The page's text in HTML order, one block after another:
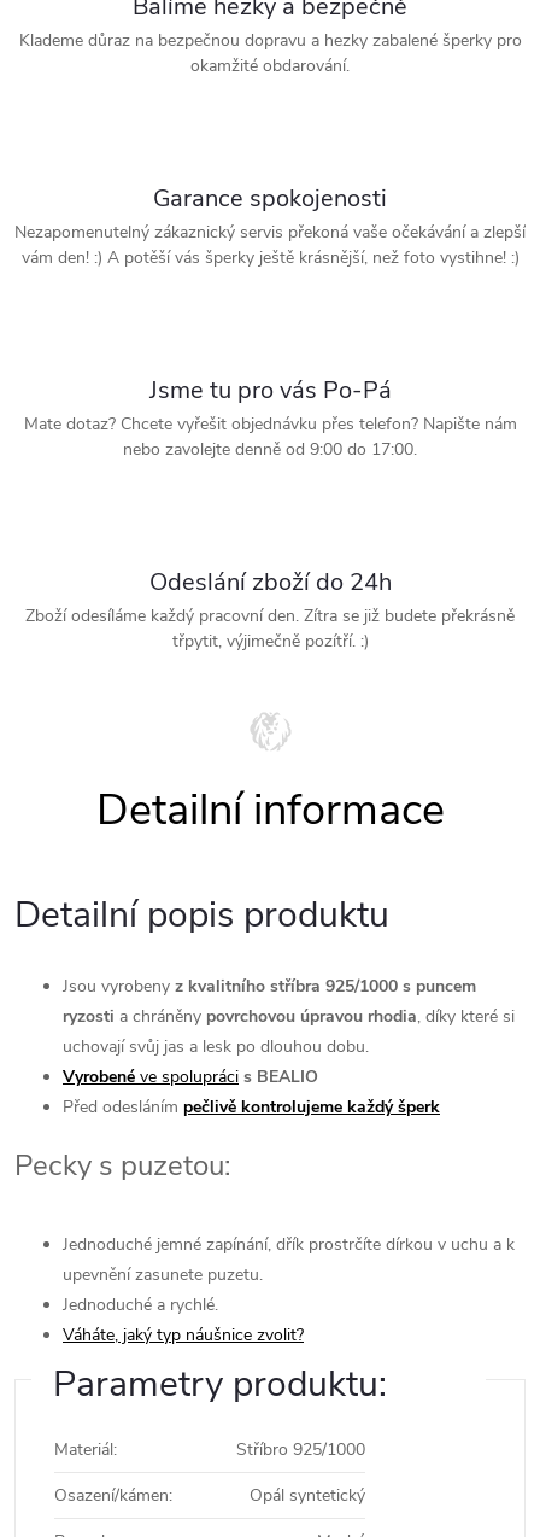
Balíme hezky a bezpečně
Klademe důraz na bezpečnou dopravu a hezky zabalené šperky pro
okamžité obdarování.
Garance spokojenosti
Nezapomenutelný zákaznický servis překoná vaše očekávání a zlepší
vám den! :) A potěší vás šperky ještě krásnější, než foto vystihne! :)
Jsme tu pro vás Po-Pá
Mate dotaz? Chcete vyřešit objednávku přes telefon? Napište nám
nebo zavolejte denně od 9:00 do 17:00.
Odeslání zboží do 24h
Zboží odesíláme každý pracovní den. Zítra se již budete překrásně
třpytit, výjimečně pozítří. :)
Detailní popis produktu
Jsou vyrobeny z kvalitního stříbra 925/1000 s puncem
ryzosti a chráněny povrchovou úpravou rhodia, díky které si
uchovají svůj jas a lesk po dlouhou dobu.
Vyrobené ve spolupráci s BEALIO
Před odesláním pečlivě kontrolujeme každý šperk
Pecky s puzetou:
Jednoduché jemné zapínání, dřík prostrčíte dírkou v uchu a k
upevnění zasunete puzetu.
Jednoduché a rychlé.
Váháte, jaký typ náušnice zvolit?
Parametry produktu:
Materiál:
Stříbro 925/1000
Osazení/kámen:
Opál syntetický